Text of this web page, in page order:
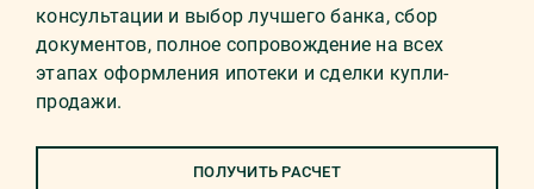
консультации и выбор лучшего банка, сбор
документов, полное сопровождение на всех
этапах оформления ипотеки и сделки купли-
продажи.
ПОЛУЧИТЬ РАСЧЕТ